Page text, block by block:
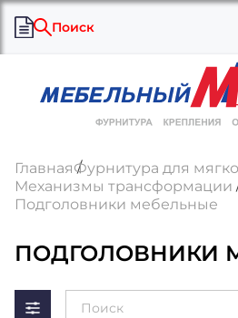
Поиск
ГлавнаяФурнитура для
Механизмы трансформации
Подголовники мебельные
ПОДГОЛОВНИКИ